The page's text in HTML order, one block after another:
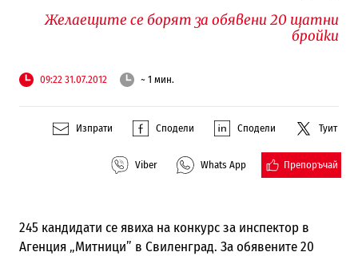
Желаещите се борят за обявени 20 щатни
бройки
09:22 31.07.2012 ~ 1 мин.
Изпрати Сподели Сподели Туит
Viber Whats App Препоръчай
245 кандидати се явиха на конкурс за инспектор в
Агенция „Митници” в Свиленград. За обявените 20